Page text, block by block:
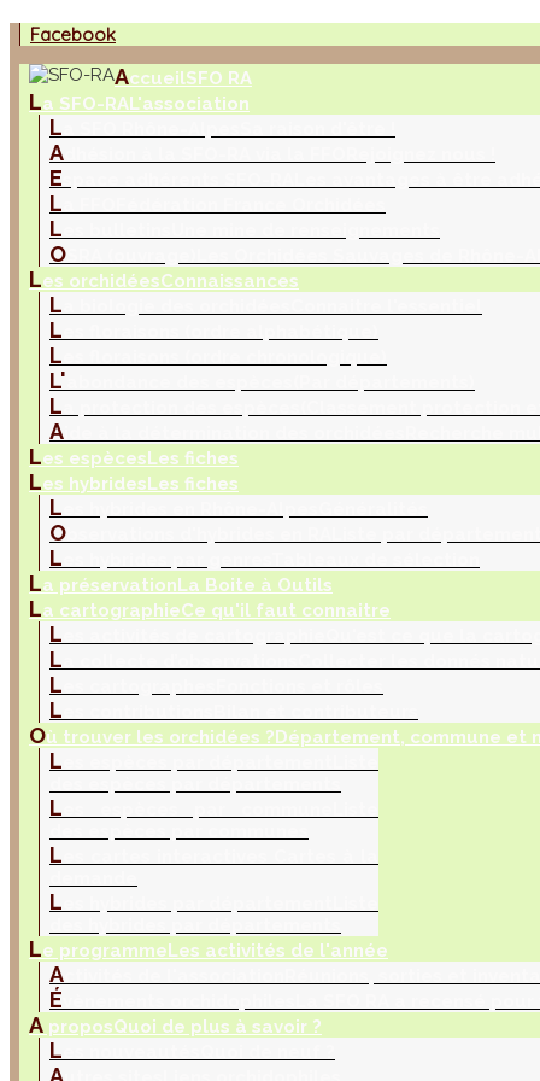
Facebook
AccueilSFO RA
La SFO-RAL'association
L
A
E
L
L
O
Les orchidéesConnaissances
L
L
L
L'
L
A
Les espècesLes fiches
Les hybridesLes fiches
L
O
L
La préservationLa Boite à Outils
La cartographieCe qu'il faut connaitre
L
L
L
L
Où trouver les orchidées ?Département, commune et
L
L
L
L
Le programmeLes activités de l'année
A
É
A proposQuoi de plus à savoir ?
L
A